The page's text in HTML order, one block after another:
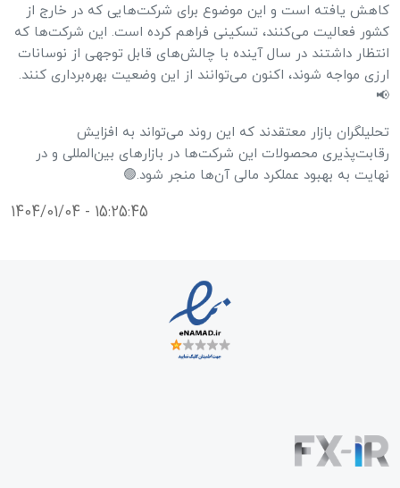
کاهش یافته است و این موضوع برای شرکت‌هایی که در خارج از
کشور فعالیت می‌کنند، تسکینی فراهم کرده است. این شرکت‌ها که
انتظار داشتند در سال آینده با چالش‌های قابل توجهی از نوسانات
ارزی مواجه شوند، اکنون می‌توانند از این وضعیت بهره‌برداری کنند.
📢
تحلیلگران بازار معتقدند که این روند می‌تواند به افزایش
رقابت‌پذیری محصولات این شرکت‌ها در بازارهای بین‌المللی و در
نهایت به بهبود عملکرد مالی آن‌ها منجر شود.🟢
1404/01/04 - 15:25:45